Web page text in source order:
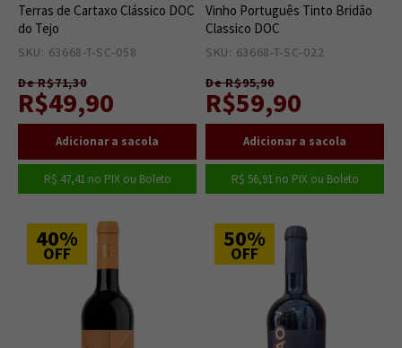
Terras de Cartaxo Clássico DOC
do Tejo
SKU: 63668-T-SC-058
De R$71,30
R$49,90
R$ 47,41no PIX ou Boleto
Vinho Português Tinto Bridão
Classico DOC
SKU: 63668-T-SC-022
De R$95,90
R$59,90
R$ 56,91no PIX ou Boleto
40%
OFF
50%
OFF